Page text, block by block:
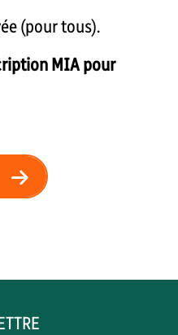
(pour tous).
MIA pour